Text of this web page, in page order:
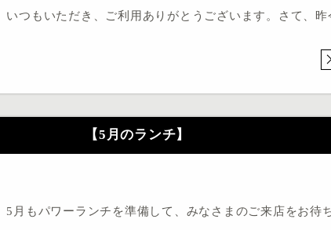
いつもいただき、ご利用ありがとうございます。さて、
【5月のランチ】
5月もパワーランチを準備して、みなさまのご来店をお待